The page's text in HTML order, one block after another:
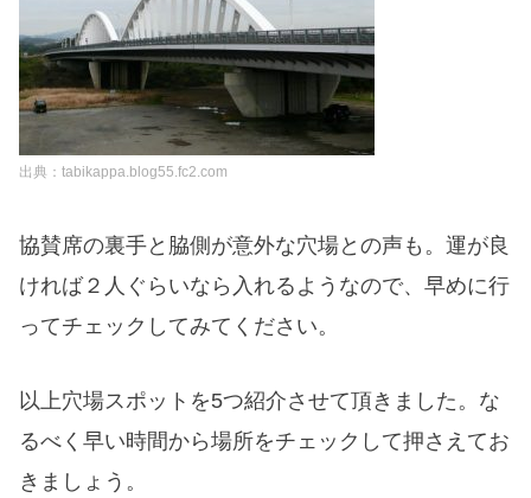
出典：tabikappa.blog55.fc2.com
協賛席の裏手と脇側が意外な穴場との声も。運が良
ければ２人ぐらいなら入れるようなので、早めに行
ってチェックしてみてください。
以上穴場スポットを5つ紹介させて頂きました。な
るべく早い時間から場所をチェックして押さえてお
きましょう。